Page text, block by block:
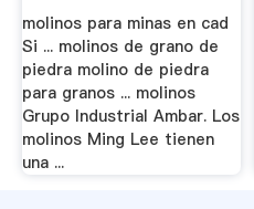
molinos para minas en cad
Si ... molinos de grano de
piedra molino de piedra
para granos ... molinos
Grupo Industrial Ambar. Los
molinos Ming Lee tienen
una ...